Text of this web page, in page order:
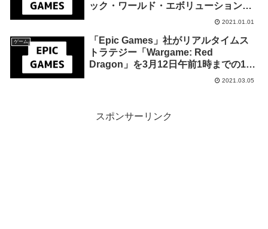
ック・ワールド・エボリューション」
を8日午前1時までの1週間限定で無料
2021.01.01
ゲーム
「Epic Games」社がリアルタイムス
トラテジー「Wargame: Red
Dragon」を3月12日午前1時までの1週
2021.03.05
スポンサーリンク